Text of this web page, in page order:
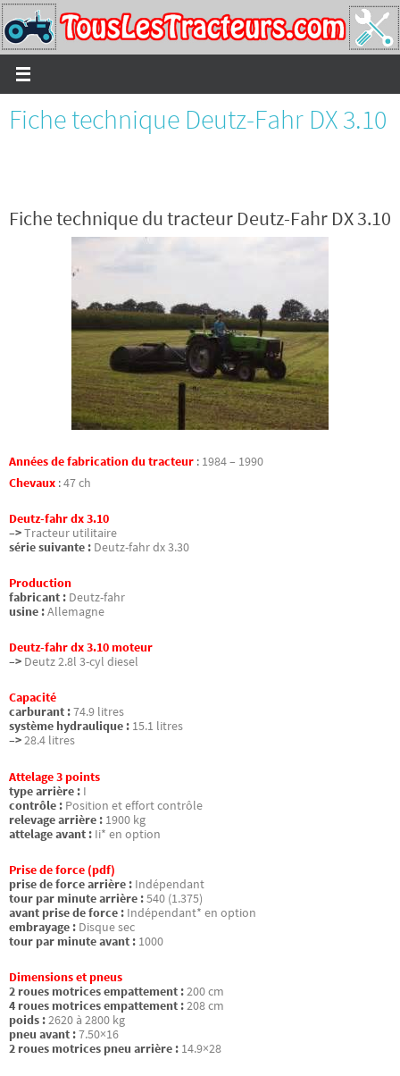
Passer
vers
le
contenu
Fiche technique Deutz-Fahr DX 3.10
Fiche technique du tracteur Deutz-Fahr DX 3.10
Années de fabrication du tracteur : 1984 – 1990
Chevaux :47 ch
Deutz-fahr dx 3.10
–>Tracteur utilitaire
série suivante : Deutz-fahr dx 3.30
Production
fabricant : Deutz-fahr
usine :Allemagne
Deutz-fahr dx 3.10 moteur
–> Deutz 2.8l 3-cyl diesel
Capacité
carburant :74.9 litres
système hydraulique : 15.1 litres
–>28.4 litres
Attelage 3 points
type arrière : I
contrôle : Position et effort contrôle
relevage arrière : 1900 kg
attelage avant : Ii* en option
Prise de force (pdf)
prise de force arrière : Indépendant
tour par minute arrière :540 (1.375)
avant prise de force : Indépendant* en option
embrayage : Disque sec
tour par minute avant : 1000
Dimensions et pneus
2 roues motrices empattement :200 cm
4 roues motrices empattement :208 cm
poids :2620 à 2800 kg
pneu avant :7.50×16
2 roues motrices pneu arrière : 14.9×28